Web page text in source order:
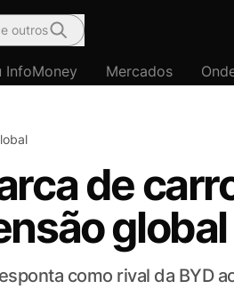
outros
InfoMoney Mercados
de
como rival da BYD